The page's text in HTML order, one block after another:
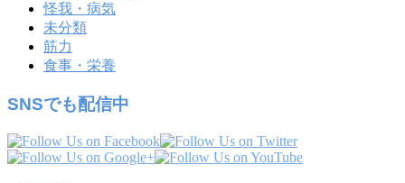
怪我・病気
未分類
筋力
食事・栄養
SNSでも配信中